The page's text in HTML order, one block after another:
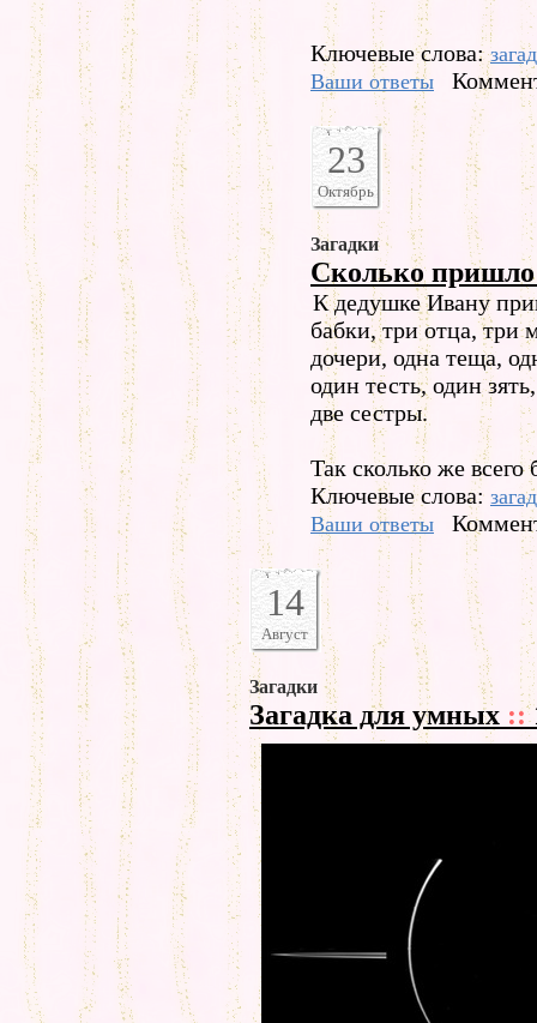
Ключевые слова:
Ваши ответы
23
Октябрь
Загадки
Сколько пришло
К дедушке Ивану
бабки, три отца, три
дочери, одна теща,
один тесть, один
две сестры.
Так сколько же всего
Ключевые слова:
Ваши ответы
14
Август
Загадки
Загадка для умных ::